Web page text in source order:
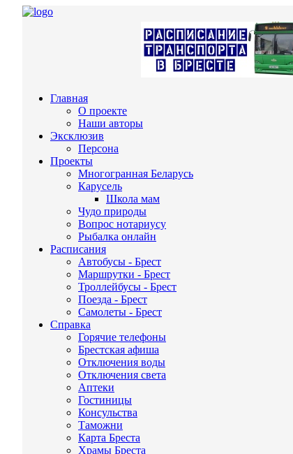
Главная
О проекте
Наши авторы
Эксклюзив
Персона
Проекты
Многогранная Беларусь
Карусель
Школа мам
Чудо природы
Вопрос нотариусу
Рыбалка онлайн
Расписания
Автобусы - Брест
Маршрутки - Брест
Троллейбусы - Брест
Поезда - Брест
Самолеты - Брест
Справка
Горячие телефоны
Брестская афиша
Отключения воды
Отключения света
Аптеки
Гостиницы
Консульства
Таможни
Карта Бреста
Храмы Бреста